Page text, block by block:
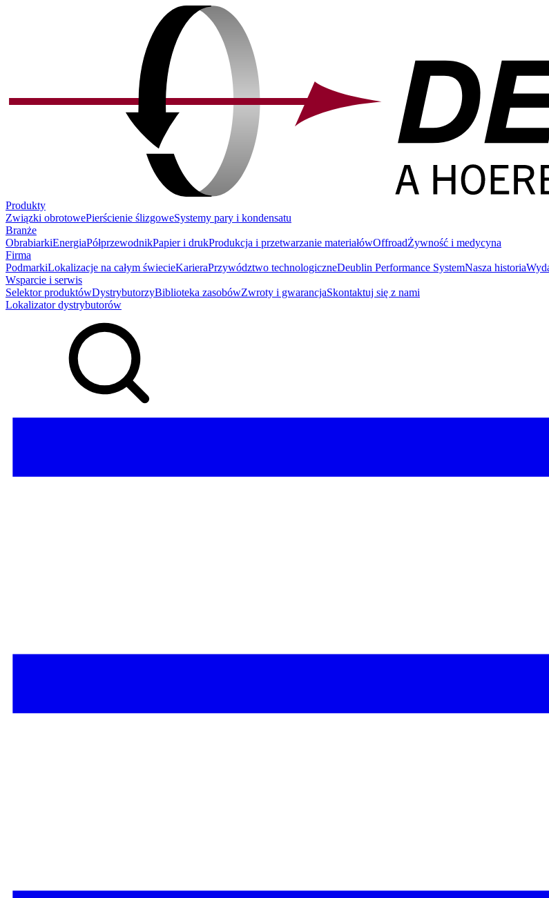
Produkty
Związki obrotowePierścienie ślizgoweSystemy pary i kondensatu
Branże
ObrabiarkiEnergiaPółprzewodnikPapier i drukProdukcja i przetwarzanie materiałówOffroadŻywność i medycyna
Firma
PodmarkiLokalizacje na całym świecieKarieraPrzywództwo technologiczneDeublin Performance SystemNasza historia
Wsparcie i serwis
Selektor produktówDystrybutorzyBiblioteka zasobówZwroty i gwarancjaSkontaktuj się z nami
Lokalizator dystrybutorów